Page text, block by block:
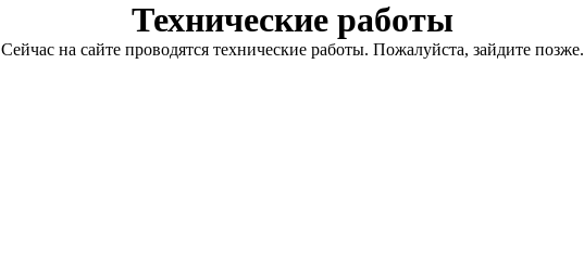
Технические работы
Сейчас на сайте проводятся технические работы. Пожалуйста, зайдите позже.